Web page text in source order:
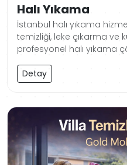
Halı Yıkama
İstanbul halı yıkama
temizliği, leke çıkarma ve
profesyonel halı yıkama
Detay